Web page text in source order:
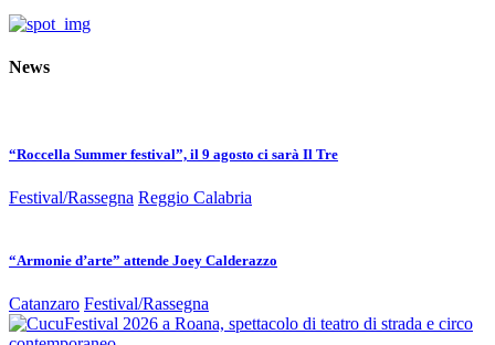
News
“Roccella Summer festival”, il 9 agosto ci sarà Il Tre
Festival/Rassegna Reggio Calabria
“Armonie d’arte” attende Joey Calderazzo
Catanzaro Festival/Rassegna